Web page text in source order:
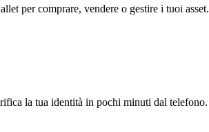
per comprare, vendere o gestire i tuoi asset.
la tua identità in pochi minuti dal telefono.